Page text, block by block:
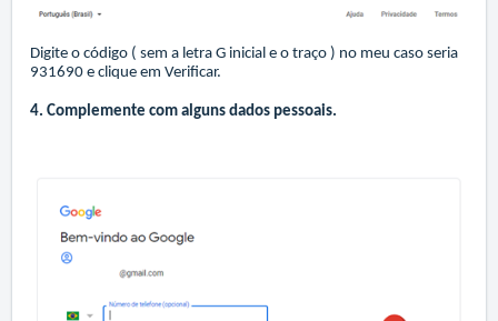
Digite o código ( sem a letra G inicial e o traço ) no meu caso seria
931690 e clique em Verificar.
4. Complemente com alguns dados pessoais.